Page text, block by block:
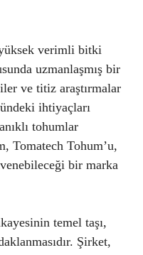
verimli bitki
uzmanlaşmış bir
ve titiz araştırmalar
ihtiyaçları
tohumlar
Tomatech Tohum’u,
bir marka
temel taşı,
Şirket,